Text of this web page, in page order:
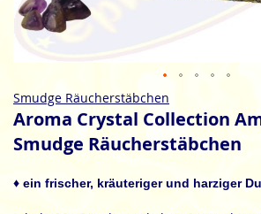
Zum
Anfang
Bildgalerie
Smudge Räucherstäbchen
Aroma Crystal Collection
Smudge Räucherstäbchen
♦ ein frischer, kräuteriger und harziger